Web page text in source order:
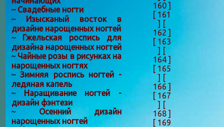
160 ]
[ 161
] [
162 ]
[ 163
] [
164 ]
[ 165
] [
166 ]
[ 167
] [
168 ]
[ 169
~ Свадебные ногти
~ Изысканый восток в
дизайне нарощенных ногтей
~ Гжельская роспись для
дизайна нарощенных ногтей
~ Чайные розы в рисунках на
нарощенных ногтях
~Зимняя роспись ногтей -
ледяная капель
~ Наращивание ногтей -
дизайн фэнтези
~ Осенний дизайн
нарощенных ногтей